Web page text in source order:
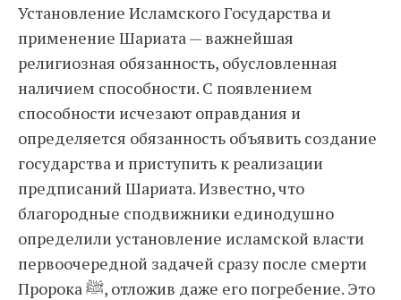
Установление Исламского Государства и
применение Шариата — важнейшая
религиозная обязанность, обусловленная
наличием способности. С появлением
способности исчезают оправдания и
определяется обязанность объявить создание
государства и приступить к реализации
предписаний Шариата. Известно, что
благородные сподвижники единодушно
определили установление исламской власти
первоочередной задачей сразу после смерти
Пророка ﷺ, отложив даже его погребение. Это